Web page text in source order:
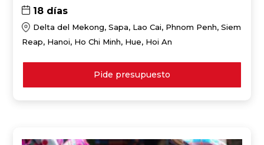
18 días
Delta del Mekong, Sapa, Lao Cai, Phnom Penh, Siem
Reap, Hanoi, Ho Chi Minh, Hue, Hoi An
Pide presupuesto